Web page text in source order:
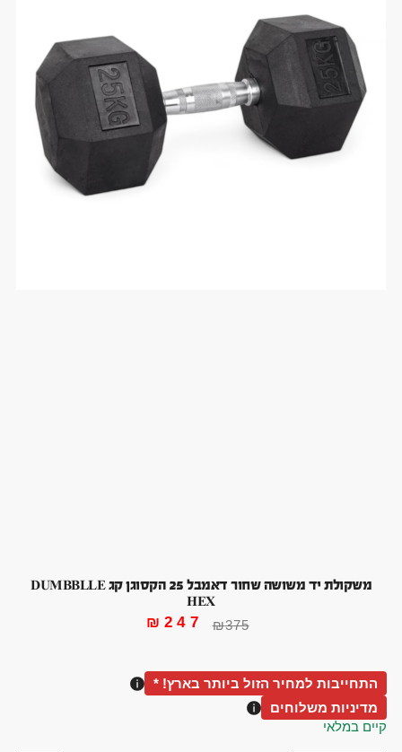
משקולת יד משושה שחור דאמבל 25 הקסוגן קג DUMBBLLE
HEX
₪375
₪ 247
התחייבות למחיר הזול ביותר בארץ! *
מדיניות משלוחים
קיים במלאי